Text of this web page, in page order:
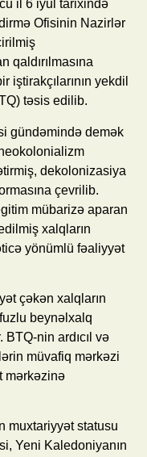
il 6 iyul tarixində
Ofisinin Nazirlər
qaldırılmasına
iştirakçılarının yekdil
təsis edilib.
gündəmində demək
dekolonizasiya
çevrilib.
mübarizə aparan
xalqların
yönümlü fəaliyyət
çəkən xalqların
beynəlxalq
nin ardıcıl və
müvafiq mərkəzi
mərkəzinə
muxtariyyət statusu
Yeni Kaledoniyanın